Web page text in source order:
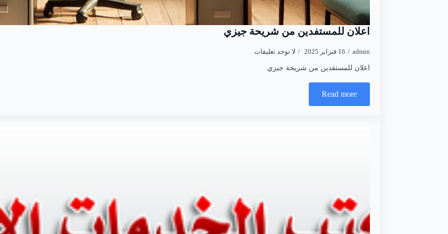
اعلان للمستفدين من شريحة جيزي
admin 16 فبراير 2025 لا توجد تعليقات
اعلان للمستفدين من شريحة جيزي
Read more